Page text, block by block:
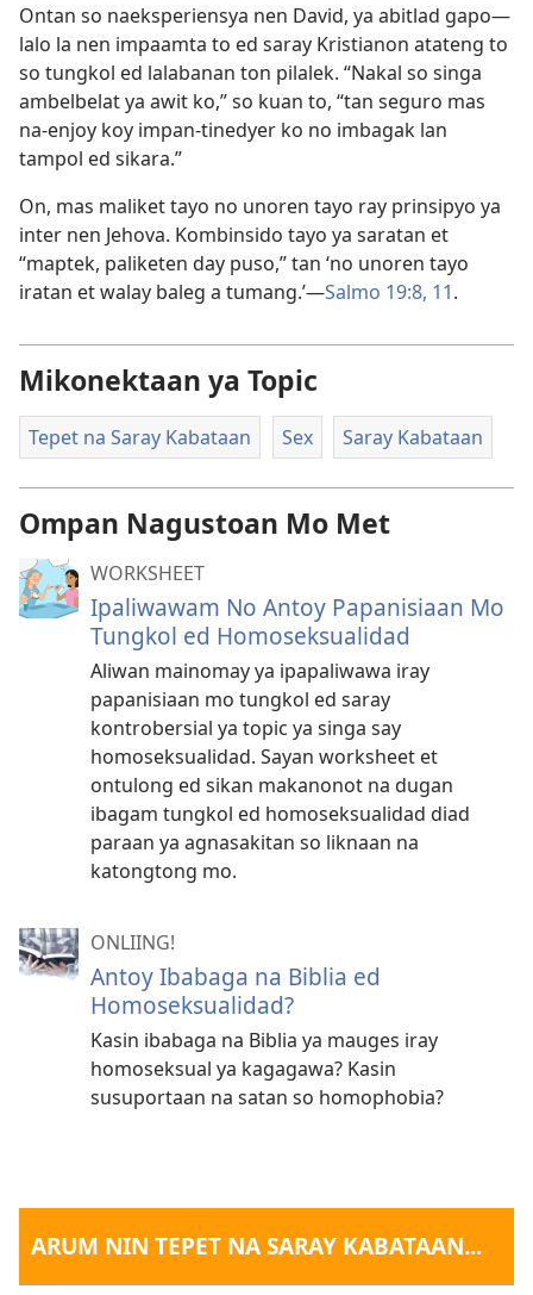
Ontan so naeksperiensya nen David, ya abitlad gapo​—
lalo la nen impaamta to ed saray Kristianon atateng to
so tungkol ed lalabanan ton pilalek. “Nakal so singa
ambelbelat ya awit ko,” so kuan to, “tan seguro mas
na-enjoy koy impan-tinedyer ko no imbagak lan
tampol ed sikara.”
On, mas maliket tayo no unoren tayo ray prinsipyo ya
inter nen Jehova. Kombinsido tayo ya saratan et
“maptek, paliketen day puso,” tan ‘no unoren tayo
iratan et walay baleg a tumang.’​—Salmo 19:8, 11.
Mikonektaan ya Topic
Tepet na Saray Kabataan Sex Saray Kabataan
Ompan Nagustoan Mo Met
WORKSHEET
Ipaliwawam No Antoy Papanisiaan Mo
Tungkol ed Homoseksualidad
Aliwan mainomay ya ipapaliwawa iray
papanisiaan mo tungkol ed saray
kontrobersial ya topic ya singa say
homoseksualidad. Sayan worksheet et
ontulong ed sikan makanonot na dugan
ibagam tungkol ed homoseksualidad diad
paraan ya agnasakitan so liknaan na
katongtong mo.
ONLIING!
Antoy Ibabaga na Biblia ed
Homoseksualidad?
Kasin ibabaga na Biblia ya mauges iray
homoseksual ya kagagawa? Kasin
susuportaan na satan so homophobia?
ARUM NIN TEPET NA SARAY KABATAAN...